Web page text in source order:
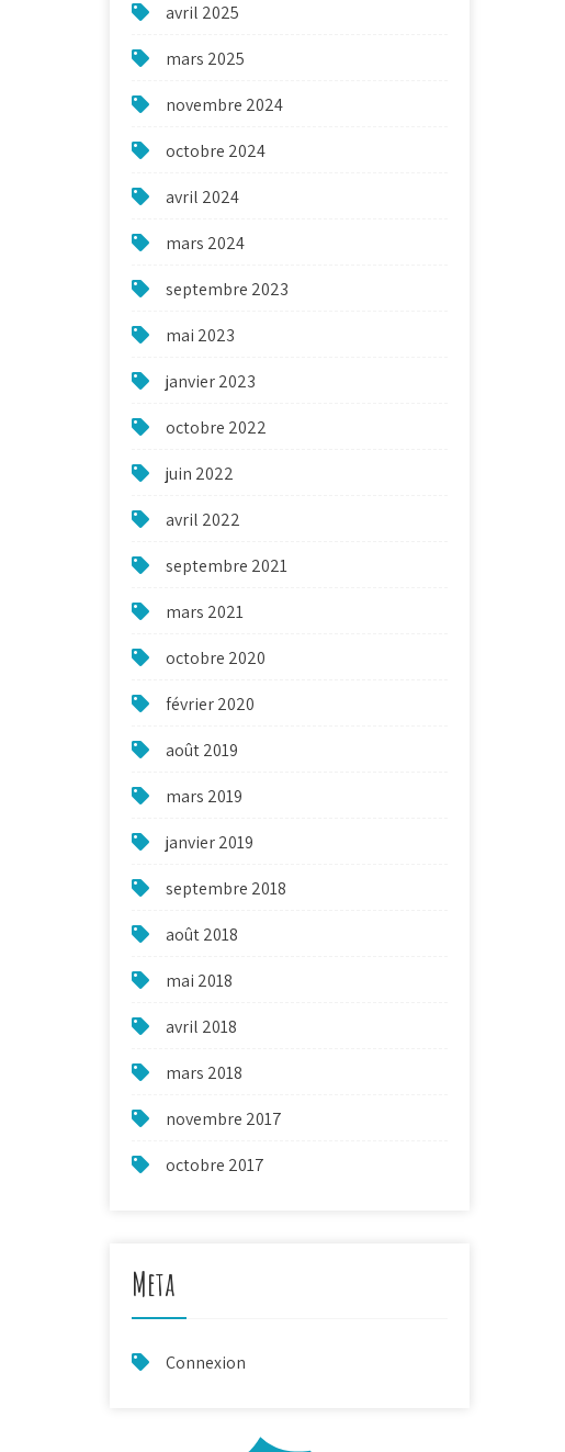
avril 2025
mars 2025
novembre 2024
octobre 2024
avril 2024
mars 2024
septembre 2023
mai 2023
janvier 2023
octobre 2022
juin 2022
avril 2022
septembre 2021
mars 2021
octobre 2020
février 2020
août 2019
mars 2019
janvier 2019
septembre 2018
août 2018
mai 2018
avril 2018
mars 2018
novembre 2017
octobre 2017
Meta
Connexion